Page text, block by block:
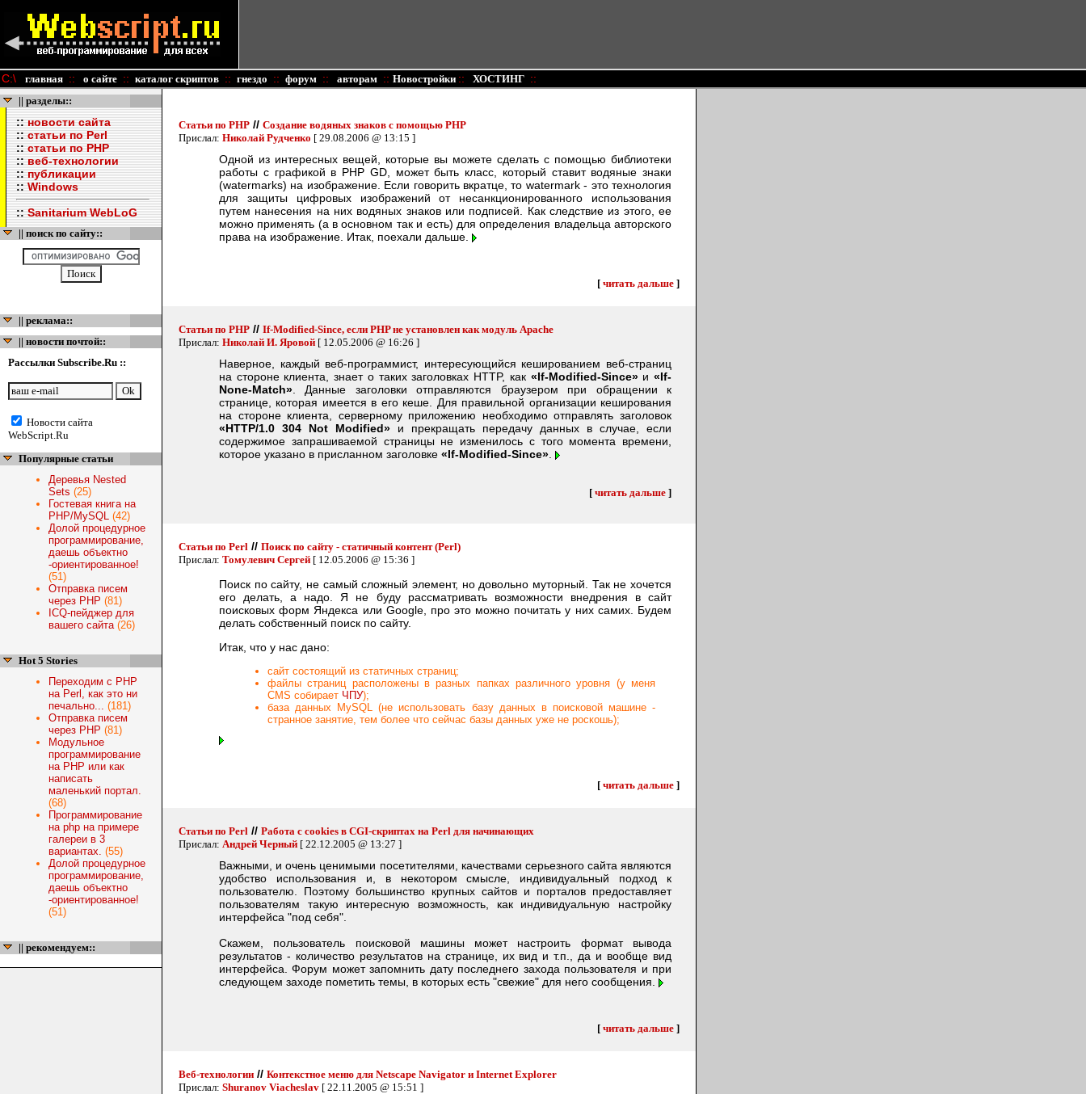
C:\ главная :: о сайте :: каталог скриптов :: гнездо :: форум :: авторам :: Новостройки :: ХОСТИНГ ::
|| разделы::
::новости сайта
::статьи по Perl
::статьи по PHP
::веб-технологии
::публикации
::Windows
::Sanitarium WebLoG
|| поиск по сайту::
|| реклама::
|| новости почтой::
Рассылки Subscribe.Ru ::
Новости сайта
WebScript.Ru
Популярные статьи
Деревья Nested
Sets (25)
Гостевая книга на
PHP/MySQL (42)
Долой процедурное
программирование,
даешь объектно
-ориентированное!
(51)
Отправка писем
через PHP (81)
ICQ-пейджер для
вашего сайта(26)
Hot 5 Stories
Переходим с PHP
на Perl, как это ни
печально... (181)
Отправка писем
через PHP (81)
Модульное
программирование
на PHP или как
написать
маленький портал.
(68)
Программирование
на php на примере
галереи в 3
вариантах. (55)
Долой процедурное
программирование,
даешь объектно
-ориентированное!
(51)
|| рекомендуем::
Статьи по PHP // Создание водяных знаков с помощью PHP
Прислал: Николай Рудченко [ 29.08.2006 @ 13:15 ]
Одной из интересных вещей, которые вы можете сделать с помощью библиотеки
работы с графикой в PHP GD, может быть класс, который ставит водяные знаки
(watermarks) на изображение. Если говорить вкратце, то watermark - это технология
для защиты цифровых изображений от несанкционированного использования
путем нанесения на них водяных знаков или подписей. Как следствие из этого, ее
можно применять (а в основном так и есть) для определения владельца авторского
права на изображение. Итак, поехали дальше.
[ читать дальше ]
Статьи по PHP // If-Modified-Since, если PHP не установлен как модуль Apache
Прислал: Николай И. Яровой [ 12.05.2006 @ 16:26 ]
Наверное, каждый веб-программист, интересующийся кешированием веб-страниц
на стороне клиента, знает о таких заголовках HTTP, как «If-Modified-Since»и«If-
None-Match» . Данные заголовки отправляются браузером при обращении к
странице, которая имеется в его кеше. Для правильной организации кеширования
на стороне клиента, серверному приложению необходимо отправлять заголовок
«HTTP/1.0 304 Not Modified» и прекращать передачу данных в случае, если
содержимое запрашиваемой страницы не изменилось с того момента времени,
которое указано в присланном заголовке «If-Modified-Since»
[ читать дальше ]
Статьи по Perl // Поиск по сайту - статичный контент (Perl)
Прислал: Томулевич Сергей [ 12.05.2006 @ 15:36 ]
Поиск по сайту, не самый сложный элемент, но довольно муторный. Так не хочется
его делать, а надо. Я не буду рассматривать возможности внедрения в сайт
поисковых форм Яндекса или Google, про это можно почитать у них самих. Будем
делать собственный поиск по сайту.
Итак, что у нас дано:
сайт состоящий из статичных страниц;
файлы страниц расположены в разных папках различного уровня (у меня
CMS собирает ЧПУ);
база данных MySQL (не использовать базу данных в поисковой машине -
странное занятие, тем более что сейчас базы данных уже не роскошь);
[ читать дальше ]
Статьи по Perl // Работа с cookies в CGI-скриптах на Perl для начинающих
Прислал: Андрей Черный [ 22.12.2005 @ 13:27 ]
Важными, и очень ценимыми посетителями, качествами серьезного сайта являются
удобство использования и, в некотором смысле, индивидуальный подход к
пользователю. Поэтому большинство крупных сайтов и порталов предоставляет
пользователям такую интересную возможность, как индивидуальную настройку
интерфейса "под себя".
Скажем, пользователь поисковой машины может настроить формат вывода
результатов - количество результатов на странице, их вид и т.п., да и вообще вид
интерфейса. Форум может запомнить дату последнего захода пользователя и при
следующем заходе пометить темы, в которых есть "свежие" для него сообщения.
[ читать дальше ]
Веб-технологии // Контекстное меню для Netscape Navigator и Internet Explorer
Прислал: Shuranov Viacheslav [ 22.11.2005 @ 15:51 ]